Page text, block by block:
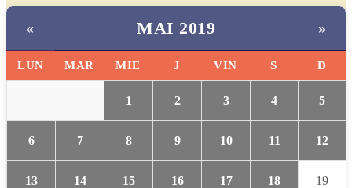
« MAI 2019 »
LUN MAR MIE J VIN S D
1 2 3 4 5
6 7 8 9 10 11 12
13 14 15 16 17 18 19